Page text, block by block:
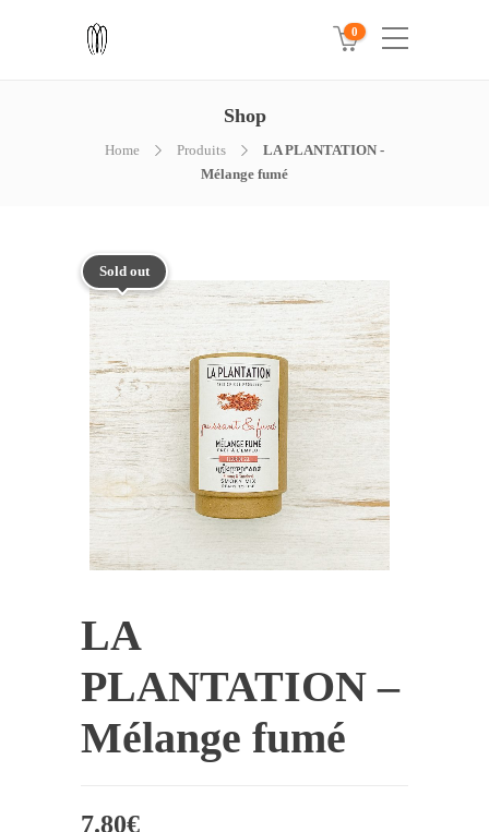
0
Shop
Home Produits
LA PLANTATION -
Mélange fumé
Sold out
LA
PLANTATION –
Mélange fumé
7.80€